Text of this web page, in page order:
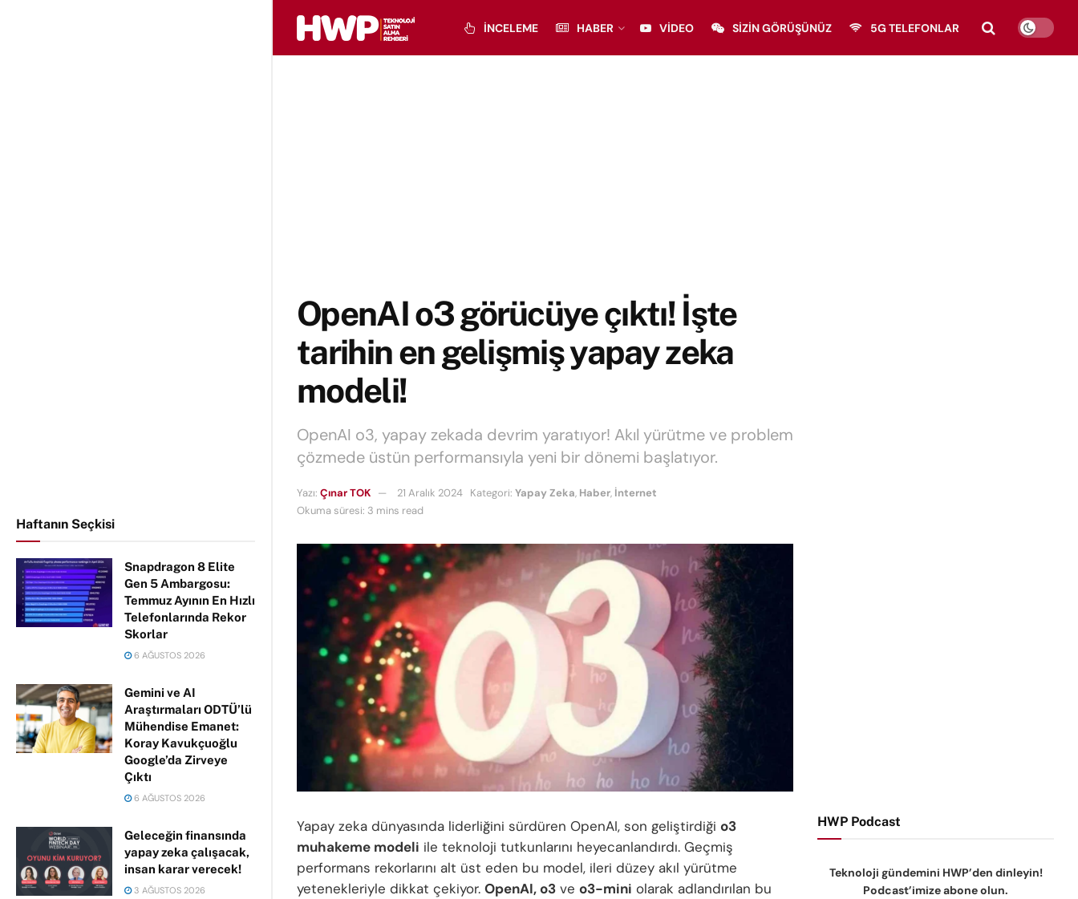
Haftanın Seçkisi
Snapdragon 8 Elite
Gen 5 Ambargosu:
Temmuz Ayının En Hızlı
Telefonlarında Rekor
Skorlar
6 AĞUSTOS 2026
Gemini ve AI
Araştırmaları ODTÜ’lü
Mühendise Emanet:
Koray Kavukçuoğlu
Google’da Zirveye
Çıktı
6 AĞUSTOS 2026
Geleceğin finansında
yapay zeka çalışacak,
insan karar verecek!
3 AĞUSTOS 2026
İNCELEME HABER VIDEO SIZIN GÖRÜŞÜNÜZ 5G TELEFONLAR
OpenAI o3 görücüye çıktı! İşte
tarihin en gelişmiş yapay zeka
modeli!
OpenAI o3, yapay zekada devrim yaratıyor! Akıl yürütme ve problem
çözmede üstün performansıyla yeni bir dönemi başlatıyor.
Yazı: Çınar TOK 21 Aralık 2024 Kategori: Yapay Zeka, Haber, İnternet
Okuma süresi: 3 mins read
Yapay zeka dünyasında liderliğini sürdüren OpenAI, son geliştirdiği o3
muhakeme modeli ile teknoloji tutkunlarını heyecanlandırdı. Geçmiş
performans rekorlarını alt üst eden bu model, ileri düzey akıl yürütme
yetenekleriyle dikkat çekiyor. OpenAI, o3 ve o3-mini olarak adlandırılan bu
HWP Podcast
Teknoloji gündemini HWP’den dinleyin!
Podcast’imize abone olun.